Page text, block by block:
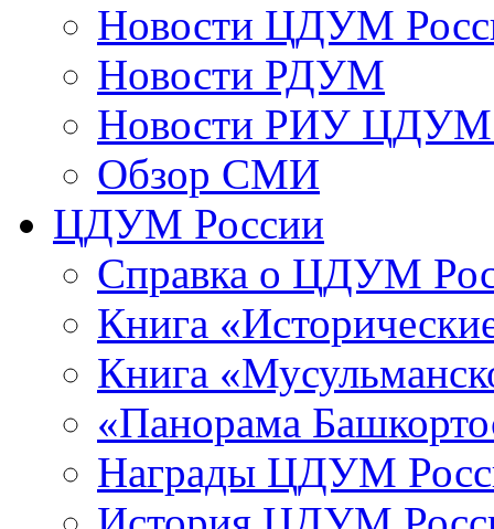
Новости ЦДУМ
Новости РДУМ
Новости РИУ ЦДУМ
Обзор СМИ
ЦДУМ России
Справка о ЦДУМ
Книга
Книга
«Панорама
Награды ЦДУМ